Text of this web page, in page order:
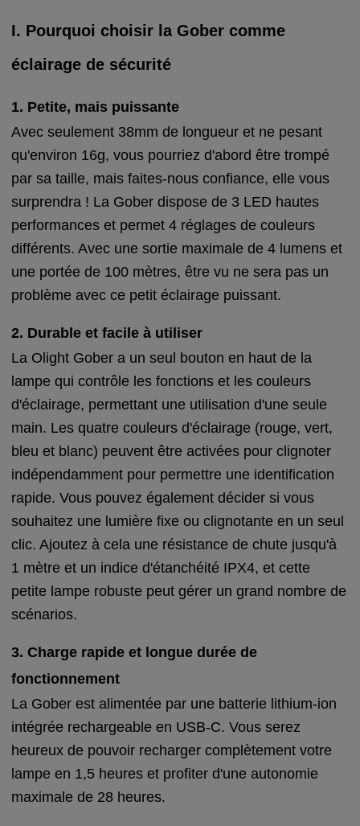
I. Pourquoi choisir la Gober comme
éclairage de sécurité
1. Petite, mais puissante
Avec seulement 38mm de longueur et ne pesant
qu'environ 16g, vous pourriez d'abord être trompé
par sa taille, mais faites-nous confiance, elle vous
surprendra ! La Gober dispose de 3 LED hautes
performances et permet 4 réglages de couleurs
différents. Avec une sortie maximale de 4 lumens et
une portée de 100 mètres, être vu ne sera pas un
problème avec ce petit éclairage puissant.
2. Durable et facile à utiliser
La Olight Gober a un seul bouton en haut de la
lampe qui contrôle les fonctions et les couleurs
d'éclairage, permettant une utilisation d'une seule
main. Les quatre couleurs d'éclairage (rouge, vert,
bleu et blanc) peuvent être activées pour clignoter
indépendamment pour permettre une identification
rapide. Vous pouvez également décider si vous
souhaitez une lumière fixe ou clignotante en un seul
clic. Ajoutez à cela une résistance de chute jusqu'à
1 mètre et un indice d'étanchéité IPX4, et cette
petite lampe robuste peut gérer un grand nombre de
scénarios.
3. Charge rapide et longue durée de
fonctionnement
La Gober est alimentée par une batterie lithium-ion
intégrée rechargeable en USB-C. Vous serez
heureux de pouvoir recharger complètement votre
lampe en 1,5 heures et profiter d'une autonomie
maximale de 28 heures.